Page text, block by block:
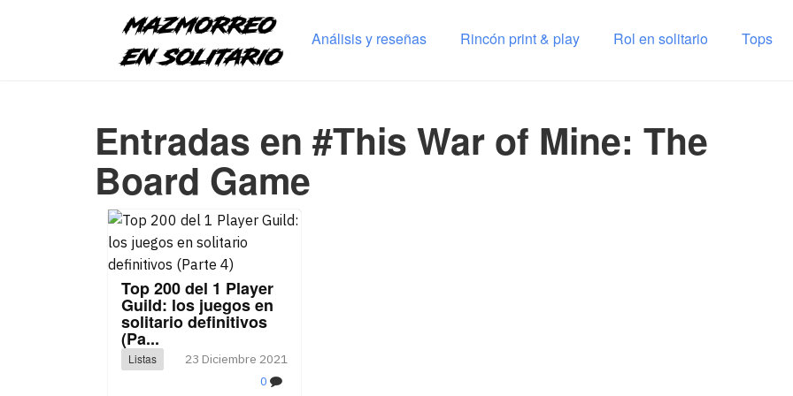
Análisis y reseñas Rincón print & play Rol en solitario Tops
Entradas en #This War of Mine: The
Board Game
Top 200 del 1 Player
Guild: los juegos en
solitario definitivos
(Pa...
Listas
23 Diciembre 2021
0